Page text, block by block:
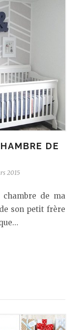
DE
2015
de ma
son petit frère